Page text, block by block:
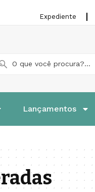
Expediente
Lançamentos